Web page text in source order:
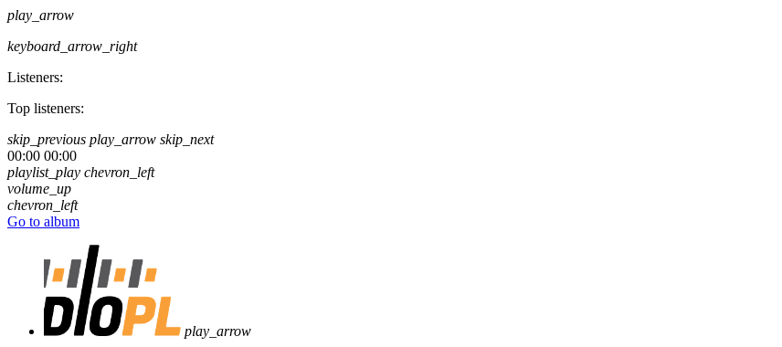
play_arrow
keyboard_arrow_right
Listeners:
Top listeners:
skip_previous play_arrow skip_next
00:00 00:00
playlist_play chevron_left
volume_up
chevron_left
Go to album
play_arrow